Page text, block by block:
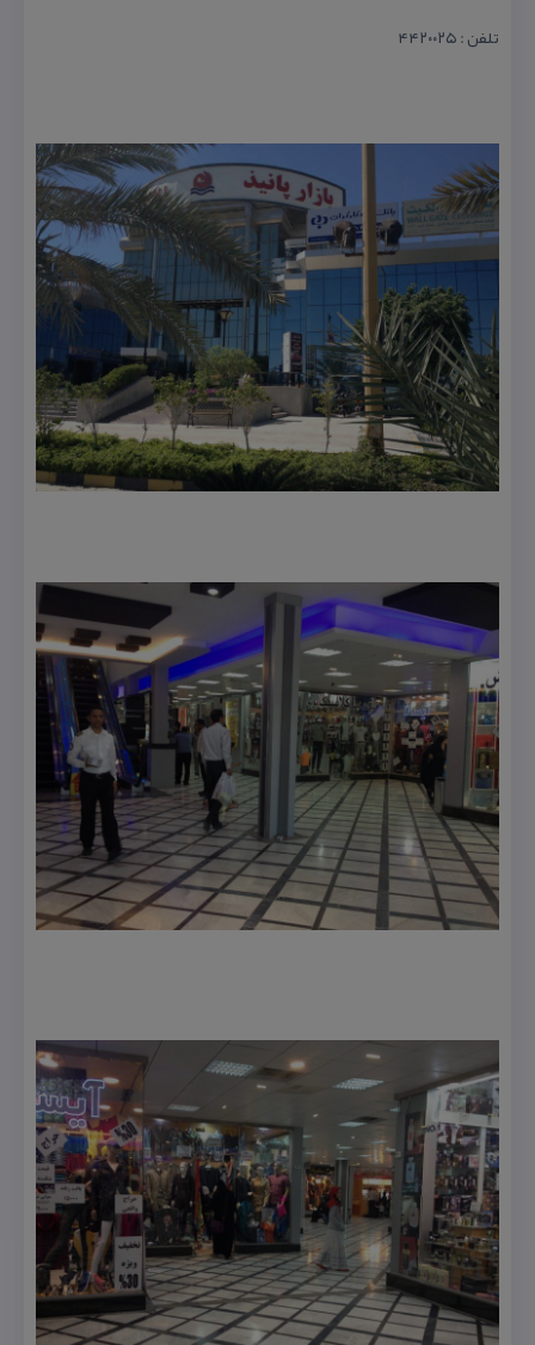
تلفن : ۴۴۲۰۰۲۵